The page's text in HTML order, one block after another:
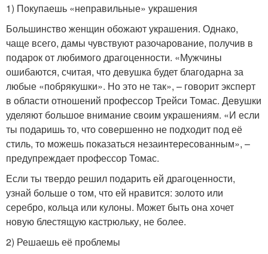
1) Покупаешь «неправильные» украшения
Большинство женщин обожают украшения. Однако,
чаще всего, дамы чувствуют разочарование, получив в
подарок от любимого драгоценности. «Мужчины
ошибаются, считая, что девушка будет благодарна за
любые «побрякушки». Но это не так», – говорит эксперт
в области отношений профессор Трейси Томас. Девушки
уделяют большое внимание своим украшениям. «И если
ты подаришь то, что совершенно не подходит под её
стиль, то можешь показаться незаинтересованным», –
предупреждает профессор Томас.
Если ты твердо решил подарить ей драгоценности,
узнай больше о том, что ей нравится: золото или
серебро, кольца или кулоны. Может быть она хочет
новую блестящую кастрюльку, не более.
2) Решаешь её проблемы